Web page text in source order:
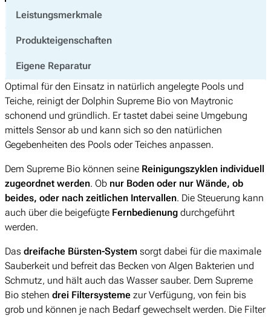
Leistungsmerkmale
Produkteigenschaften
Eigene Reparatur
Optimal für den Einsatz in natürlich angelegte Pools und
Teiche, reinigt der Dolphin Supreme Bio von Maytronic
schonend und gründlich. Er tastet dabei seine Umgebung
mittels Sensor ab und kann sich so den natürlichen
Gegebenheiten des Pools oder Teiches anpassen.
Dem Supreme Bio können seine Reinigungszyklen individuell
zugeordnet werden. Ob nur Boden oder nur Wände, ob
beides, oder nach zeitlichen Intervallen. Die Steuerung kann
auch über die beigefügte Fernbedienung durchgeführt
werden.
Das dreifache Bürsten-System sorgt dabei für die maximale
Sauberkeit und befreit das Becken von Algen Bakterien und
Schmutz, und hält auch das Wasser sauber. Dem Supreme
Bio stehen drei Filtersysteme zur Verfügung, von fein bis
grob und können je nach Bedarf gewechselt werden. Die Filter